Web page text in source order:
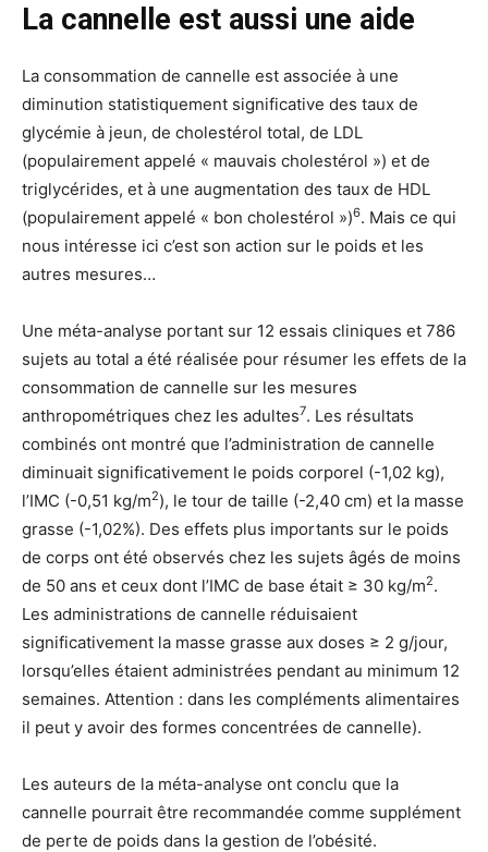
La cannelle est aussi une aide
La consommation de cannelle est associée à une
diminution statistiquement significative des taux de
glycémie à jeun, de cholestérol total, de LDL
(populairement appelé « mauvais cholestérol ») et de
triglycérides, et à une augmentation des taux de HDL
(populairement appelé « bon cholestérol »)6. Mais ce qui
nous intéresse ici c’est son action sur le poids et les
autres mesures…
Une méta-analyse portant sur 12 essais cliniques et 786
sujets au total a été réalisée pour résumer les effets de la
consommation de cannelle sur les mesures
anthropométriques chez les adultes7. Les résultats
combinés ont montré que l’administration de cannelle
diminuait significativement le poids corporel (-1,02 kg),
l’IMC (-0,51 kg/m2), le tour de taille (-2,40 cm) et la masse
grasse (-1,02%). Des effets plus importants sur le poids
de corps ont été observés chez les sujets âgés de moins
de 50 ans et ceux dont l’IMC de base était ≥ 30 kg/m2.
Les administrations de cannelle réduisaient
significativement la masse grasse aux doses ≥ 2 g/jour,
lorsqu’elles étaient administrées pendant au minimum 12
semaines. Attention : dans les compléments alimentaires
il peut y avoir des formes concentrées de cannelle).
Les auteurs de la méta-analyse ont conclu que la
cannelle pourrait être recommandée comme supplément
de perte de poids dans la gestion de l’obésité.